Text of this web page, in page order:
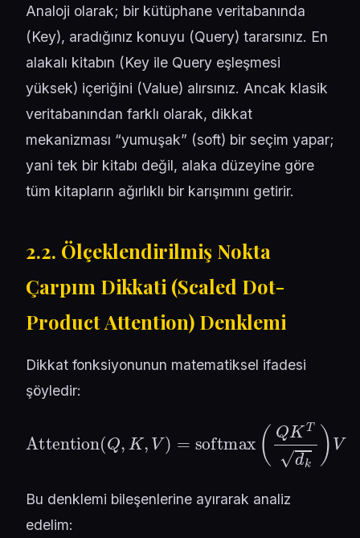
Analoji olarak; bir kütüphane veritabanında
(Key), aradığınız konuyu (Query) tararsınız. En
alakalı kitabın (Key ile Query eşleşmesi
yüksek) içeriğini (Value) alırsınız. Ancak klasik
veritabanından farklı olarak, dikkat
mekanizması “yumuşak” (soft) bir seçim yapar;
yani tek bir kitabı değil, alaka düzeyine göre
tüm kitapların ağırlıklı bir karışımını getirir.
2.2. Ölçeklendirilmiş Nokta
Çarpım Dikkati (Scaled Dot-
Product Attention) Denklemi
Dikkat fonksiyonunun matematiksel ifadesi
şöyledir:
QKTdk) V
Bu denklemi bileşenlerine ayırarak analiz
edelim: